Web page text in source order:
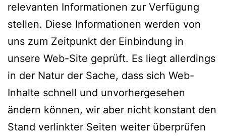
relevanten Informationen zur Verfügung
stellen. Diese Informationen werden von
uns zum Zeitpunkt der Einbindung in
unsere Web-Site geprüft. Es liegt allerdings
in der Natur der Sache, dass sich Web-
Inhalte schnell und unvorhergesehen
ändern können, wir aber nicht konstant den
Stand verlinkter Seiten weiter überprüfen